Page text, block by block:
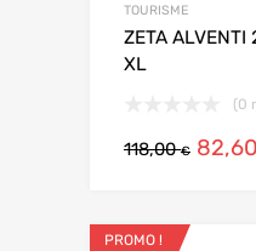
TOURISME
ZETA
XL
(0
118,00€ 82,60
PROMO !